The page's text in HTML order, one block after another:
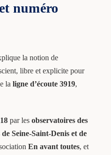
numéro
la notion de
libre et explicite pour
la ligne d’écoute 3919,
par les observatoires des
Seine-Saint-Denis et de
En avant toutes, et